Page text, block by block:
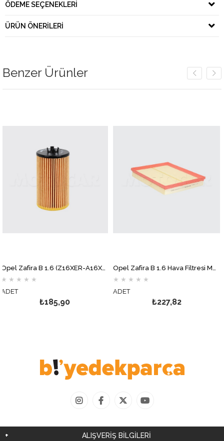
ÖDEME SEÇENEKLERI
ÜRÜN ÖNERILERI
Benzer Ürünler
Opel Zafira B 1.6 (Z16XER-A16XER) Yağ Filtresi MOTOCAR
★
★
₺185,90
Opel Zafira B 1.6 Hava Filtresi MOTOCAR
★ ★
★
₺227,82
ALIŞVERİŞ BİLGİLERİ